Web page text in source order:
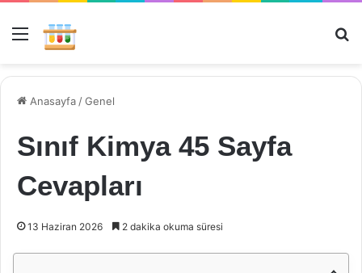
Menü
Anasayfa /Genel
Sınıf Kimya 45 Sayfa
Cevapları
13 Haziran 2026 2 dakika okuma süresi